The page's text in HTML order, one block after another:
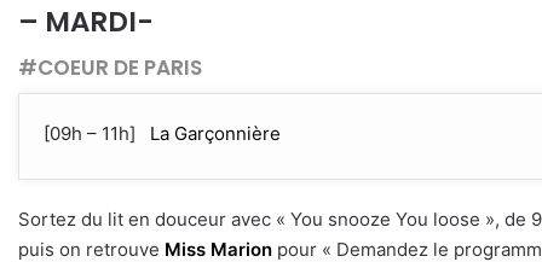
– MARDI-
#COEUR DE PARIS
[09h – 11h] La Garçonnière
Sortez du lit en douceur avec « You snooze You loose », de
puis on retrouve Miss Marion pour « Demandez le